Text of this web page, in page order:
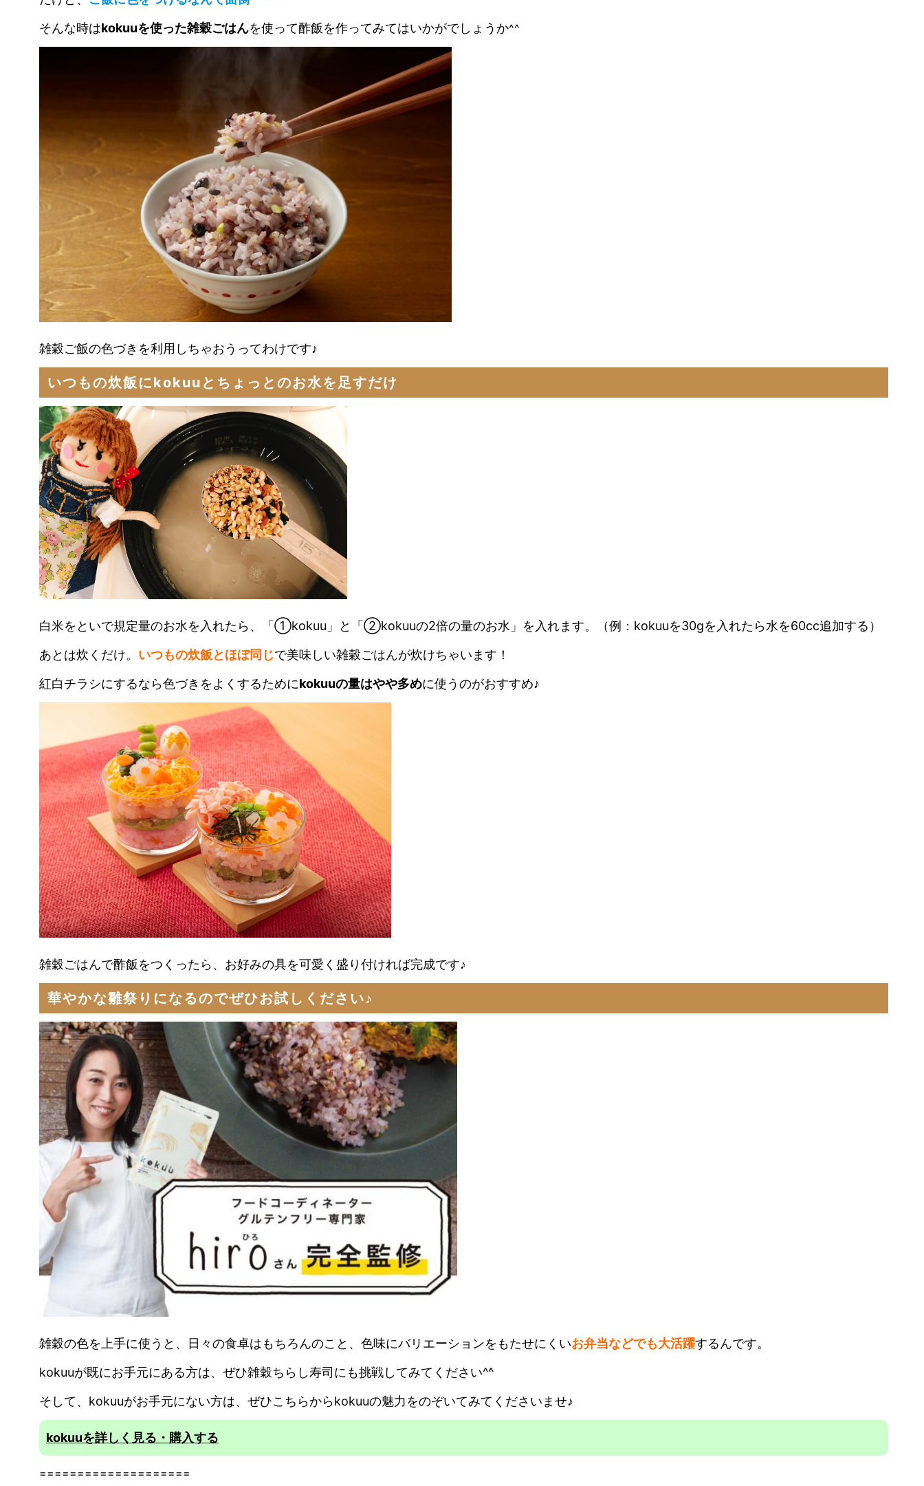
そんな時はkokuuを使った雑穀ごはんを使って酢飯を作ってみてはいかがでしょうか^^
雑穀ご飯の色づきを利用しちゃおうってわけです♪
いつもの炊飯にkokuuとちょっとのお水を足すだけ
白米をといで規定量のお水を入れたら、「①kokuu」と「②kokuuの2倍の量のお水」を入れます。（例：kokuuを30gを入れたら水を60cc追加する）
あとは炊くだけ。 いつもの炊飯とほぼ同じで美味しい雑穀ごはんが炊けちゃいます！
紅白チラシにするなら色づきをよくするためにkokuuの量はやや多めに使うのがおすすめ♪
雑穀ごはんで酢飯をつくったら、お好みの具を可愛く盛り付ければ完成です♪
華やかな雛祭りになるのでぜひお試しください♪
雑穀の色を上手に使うと、日々の食卓はもちろんのこと、色味にバリエーションをもたせにくいお弁当などでも大活躍するんです。
kokuuが既にお手元にある方は、ぜひ雑穀ちらし寿司にも挑戦してみてください^^
そして、kokuuがお手元にない方は、ぜひこちらからkokuuの魅力をのぞいてみてくださいませ♪
kokuuを詳しく見る・購入する
====================